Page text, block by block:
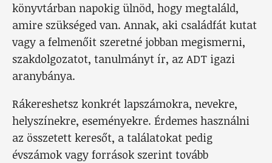
könyvtárban napokig ülnöd, hogy megtaláld,
amire szükséged van. Annak, aki családfát kutat
vagy a felmenőit szeretné jobban megismerni,
szakdolgozatot, tanulmányt ír, az ADT igazi
aranybánya.
Rákereshetsz konkrét lapszámokra, nevekre,
helyszínekre, eseményekre. Érdemes használni
az összetett keresőt, a találatokat pedig
évszámok vagy források szerint tovább